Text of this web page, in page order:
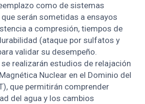
como de sistemas
serán sometidas a ensayos
a compresión, tiempos de
(ataque por sulfatos y
validar su desempeño.
realizarán estudios de relajación
Nuclear en el Dominio del
que permitirán comprender
del agua y los cambios